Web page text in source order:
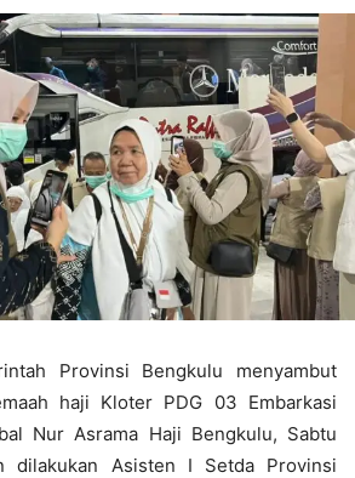
Provinsi Bengkulu menyambut
haji Kloter PDG 03 Embarkasi
Nur Asrama Haji Bengkulu, Sabtu
dilakukan Asisten I Setda Provinsi